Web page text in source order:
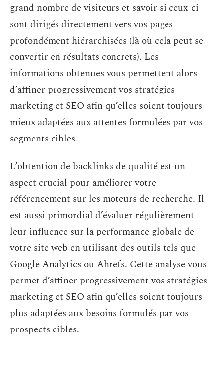
grand nombre de visiteurs et savoir si ceux-ci
sont dirigés directement vers vos pages
profondément hiérarchisées (là où cela peut se
convertir en résultats concrets). Les
informations obtenues vous permettent alors
d’affiner progressivement vos stratégies
marketing et SEO afin qu’elles soient toujours
mieux adaptées aux attentes formulées par vos
segments cibles.
L’obtention de backlinks de qualité est un
aspect crucial pour améliorer votre
référencement sur les moteurs de recherche. Il
est aussi primordial d’évaluer régulièrement
leur influence sur la performance globale de
votre site web en utilisant des outils tels que
Google Analytics ou Ahrefs. Cette analyse vous
permet d’affiner progressivement vos stratégies
marketing et SEO afin qu’elles soient toujours
plus adaptées aux besoins formulés par vos
prospects cibles.